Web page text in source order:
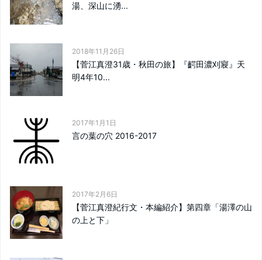
湯、深山に湧...
2018年11月26日
【菅江真澄31歳・秋田の旅】『齶田濃刈寢』天
明4年10...
2017年1月1日
言の葉の穴 2016-2017
2017年2月6日
【菅江真澄紀行文・本編紹介】第四章「湯澤の山
の上と下」